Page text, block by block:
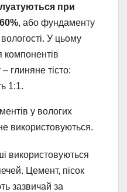
при
, або фундаменту
вологості. У цьому
компонентів
глиняне тісто:
1:1.
у вологих
використовуються.
використовуються
Цемент, пісок
зазвичай за